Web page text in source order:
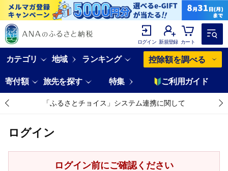
ログイン 新規登録 カート
カテゴリ 地域 ランキング 控除額を調べる
寄付額 旅先を探す 特集 ご利用ガイド
「ふるさとチョイス」システム連携に関して
ログイン
ログイン前にご確認ください